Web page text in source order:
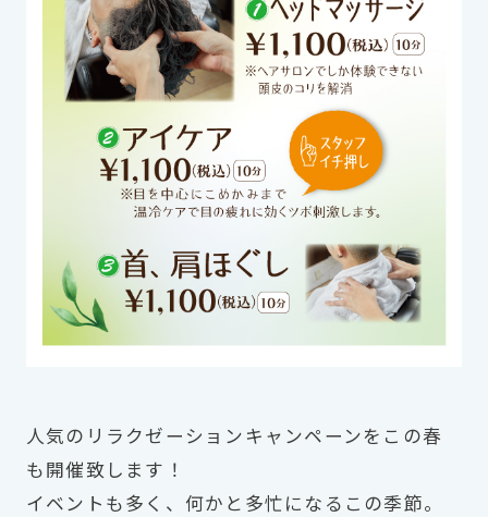
人気のリラクゼーションキャンペーンをこの春
も開催致します！
イベントも多く、何かと多忙になるこの季節。